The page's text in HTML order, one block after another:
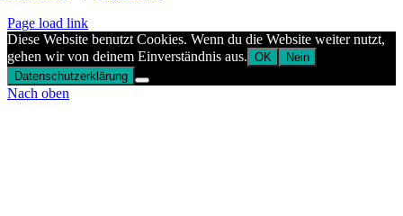
Page load link
Diese Website benutzt Cookies. Wenn du die Website weiter nutzt,
gehen wir von deinem Einverständnis aus. OK
Nein
Datenschutzerklärung
Nach oben